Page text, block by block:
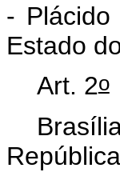
-
Estado
Art. 2o